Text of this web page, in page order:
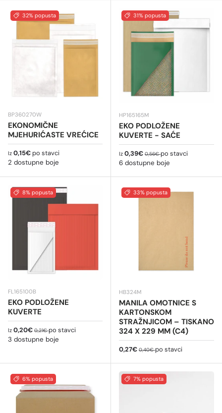
32% popusta
BP360270W
EKONOMIČNE
MJEHURIĆASTE VREĆICE
Redovna cijena
Iz 0,15€ po stavci
2 dostupne boje
31% popusta
HP165165M
EKO PODLOŽENE
KUVERTE - SAĆE
Cijena na sniženju
Iz 0,39€ Redovna cijena
0,56€po stavci
6 dostupne boje
8% popusta
FL165100B
EKO PODLOŽENE
KUVERTE
Cijena na sniženju
Iz 0,20€ Redovna cijena
0,21€po stavci
3 dostupne boje
33% popusta
HB324M
MANILA OMOTNICE S
KARTONSKOM
STRAŽNJICOM – TISKANO
324 X 229 MM (C4)
Cijena na sniženju
0,27€ Redovna cijena
0,40€po stavci
6% popusta 7% popusta